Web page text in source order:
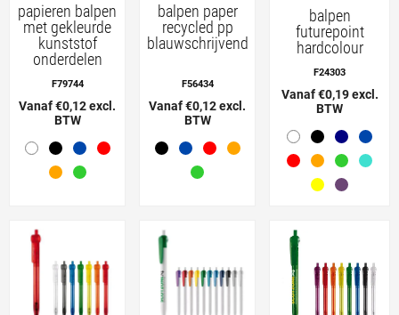
papieren balpen
met gekleurde
kunststof
onderdelen
F79744
Vanaf €0,12 excl.
BTW
balpen paper
recycled pp
blauwschrijvend
F56434
Vanaf €0,12 excl.
BTW
balpen
futurepoint
hardcolour
F24303
Vanaf €0,19 excl.
BTW